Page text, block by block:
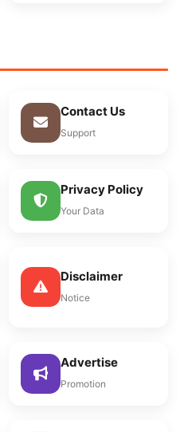
Contact Us
Support
Privacy Policy
Your Data
Disclaimer
Notice
Advertise
Promotion